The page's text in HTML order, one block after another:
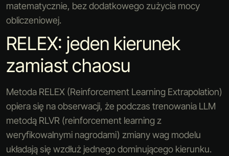
matematycznie, bez dodatkowego zużycia mocy
obliczeniowej.
RELEX: jeden kierunek
zamiast chaosu
Metoda RELEX (Reinforcement Learning Extrapolation)
opiera się na obserwacji, że podczas trenowania LLM
metodą RLVR (reinforcement learning z
weryfikowalnymi nagrodami) zmiany wag modelu
układają się wzdłuż jednego dominującego kierunku.